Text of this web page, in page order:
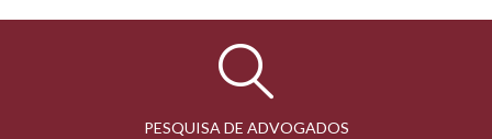
PESQUISA DE ADVOGADOS